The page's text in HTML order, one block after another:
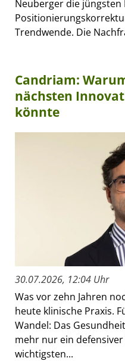
Neuberger die jüngsten
Trendwende. Die
Candriam:
nächsten
könnte
30.07.2026, 12:04 Uhr
Was vor zehn Jahren
heute klinische Praxis.
Wandel: Das
mehr nur ein
wichtigsten...